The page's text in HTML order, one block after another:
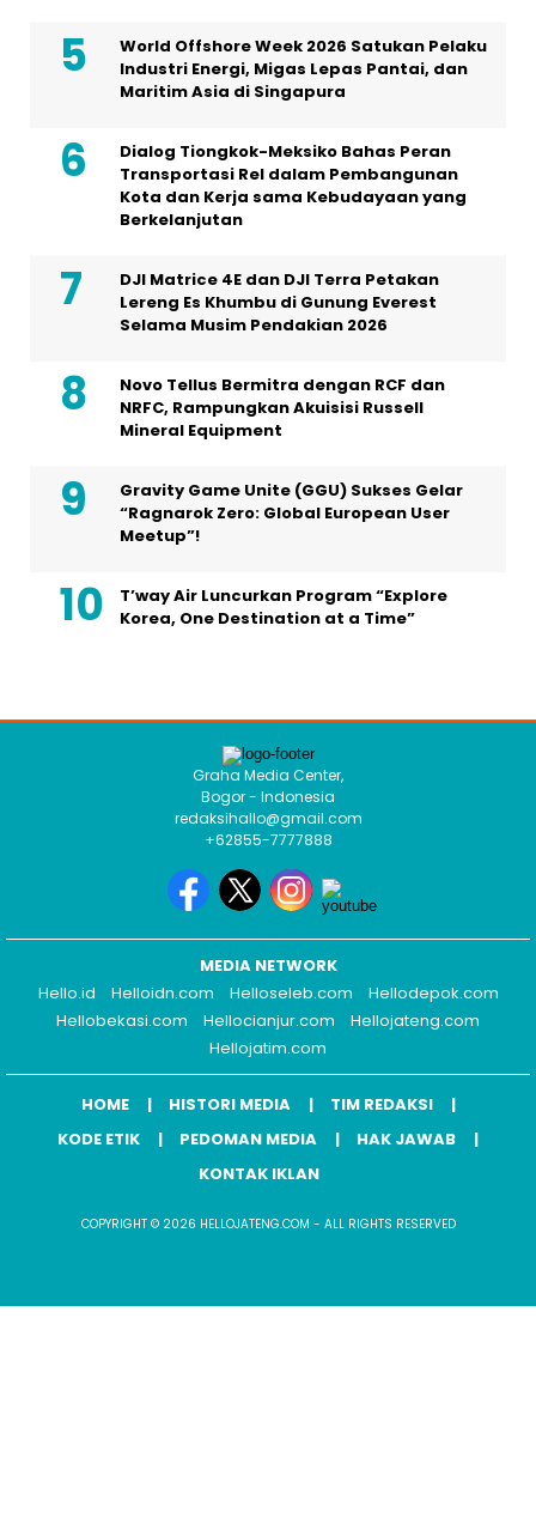
World Offshore Week 2026 Satukan Pelaku
Industri Energi, Migas Lepas Pantai, dan
Maritim Asia di Singapura
Dialog Tiongkok-Meksiko Bahas Peran
Transportasi Rel dalam Pembangunan
Kota dan Kerja sama Kebudayaan yang
Berkelanjutan
DJI Matrice 4E dan DJI Terra Petakan
Lereng Es Khumbu di Gunung Everest
Selama Musim Pendakian 2026
Novo Tellus Bermitra dengan RCF dan
NRFC, Rampungkan Akuisisi Russell
Mineral Equipment
Gravity Game Unite (GGU) Sukses Gelar
“Ragnarok Zero: Global European User
Meetup”!
T’way Air Luncurkan Program “Explore
Korea, One Destination at a Time”
Graha Media Center,
Bogor - Indonesia
redaksihallo@gmail.com
+62855-7777888
MEDIA NETWORK
Hello.id
Helloidn.com Helloseleb.com
Hellodepok.com
Hellobekasi.com
Hellocianjur.com
Hellojateng.com
Hellojatim.com
HOME HISTORI MEDIA
TIM REDAKSI
KODE ETIK
PEDOMAN MEDIA
HAK JAWAB
KONTAK IKLAN
COPYRIGHT © 2026 HELLOJATENG.COM - ALL RIGHTS RESERVED